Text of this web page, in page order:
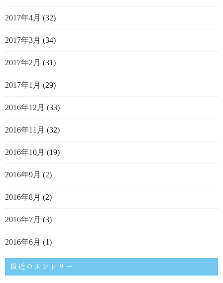
2017年4月 (32)
2017年3月 (34)
2017年2月 (31)
2017年1月 (29)
2016年12月 (33)
2016年11月 (32)
2016年10月 (19)
2016年9月 (2)
2016年8月 (2)
2016年7月 (3)
2016年6月 (1)
最近のエントリー